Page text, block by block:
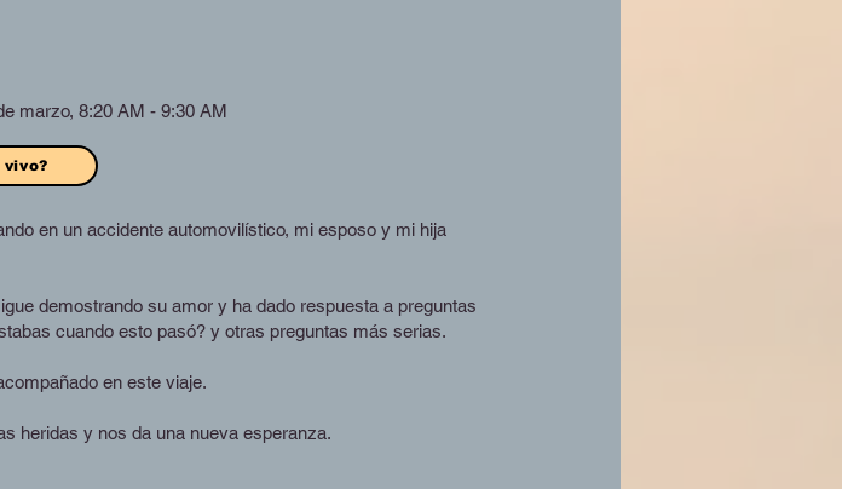
marzo, 8:20 AM - 9:30 AM
en un accidente automovilístico, mi esposo y mi hija
demostrando su amor y ha dado respuesta a preguntas
cuando esto pasó? y otras preguntas más serias.
en este viaje.
heridas y nos da una nueva esperanza.